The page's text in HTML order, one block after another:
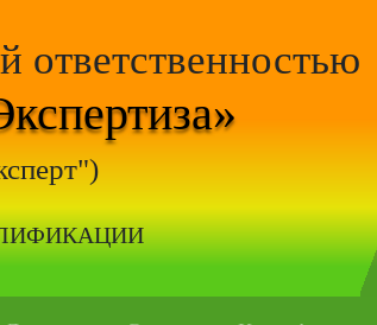
ответственностью